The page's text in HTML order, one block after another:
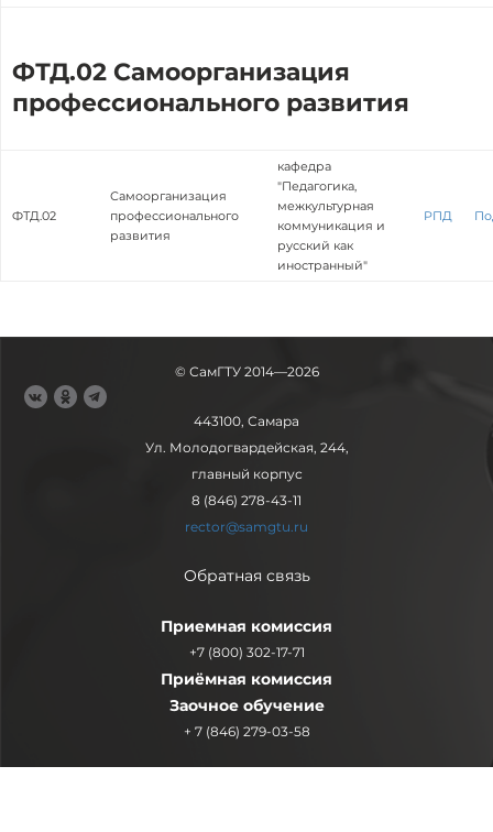
ФТД.02 Самоорганизация
профессионального развития
ФТД.02
Самоорганизация
профессионального
развития
кафедра
"Педагогика,
межкультурная
коммуникация и
русский как
иностранный"
РПД
© СамГТУ 2014—2026
443100, Самара
Ул. Молодогвардейская, 244,
главный корпус
8 (846) 278-43-11
rector@samgtu.ru
Обратная связь
Приемная комиссия
+7 (800) 302-17-71
Приёмная комиссия
Заочное обучение
+ 7 (846) 279-03-58